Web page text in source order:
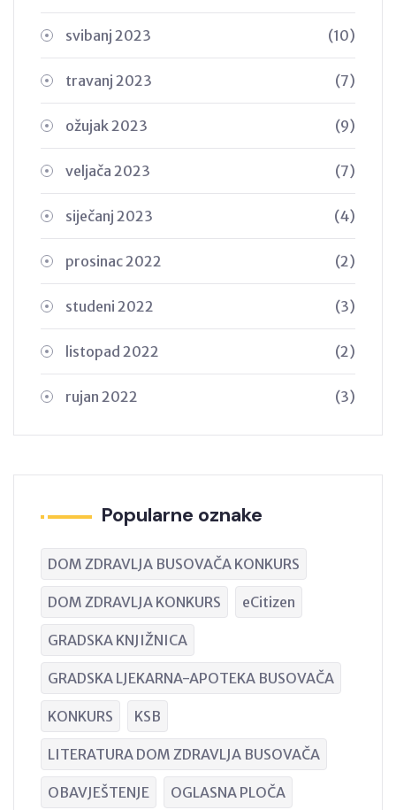
svibanj 2023 (10)
travanj 2023 (7)
ožujak 2023 (9)
veljača 2023 (7)
siječanj 2023 (4)
prosinac 2022 (2)
studeni 2022 (3)
listopad 2022 (2)
rujan 2022 (3)
Popularne oznake
DOM ZDRAVLJA BUSOVAČA KONKURS
DOM ZDRAVLJA KONKURS eCitizen
GRADSKA KNJIŽNICA
GRADSKA LJEKARNA-APOTEKA BUSOVAČA
KONKURS KSB
LITERATURA DOM ZDRAVLJA BUSOVAČA
OBAVJEŠTENJE OGLASNA PLOČA